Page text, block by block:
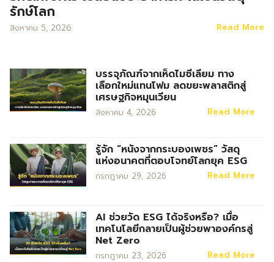
รักษ์โลก
สิงหาคม 5, 2026 Read More
บรรจุภัณฑ์จากเห็ดไมซีเลียม ทาง
เลือกใหม่แทนโฟม ลดขยะพลาสติกสู่
เศรษฐกิจหมุนเวียน
สิงหาคม 4, 2026 Read More
รู้จัก “หนังจากกระบองเพชร” วัสดุ
แห่งอนาคตที่ตอบโจทย์โลกยุค ESG
กรกฎาคม 29, 2026 Read More
AI ช่วยวัด ESG ได้จริงหรือ? เมื่อ
เทคโนโลยีกลายเป็นผู้ช่วยพาองค์กรสู่
Net Zero
กรกฎาคม 23, 2026 Read More